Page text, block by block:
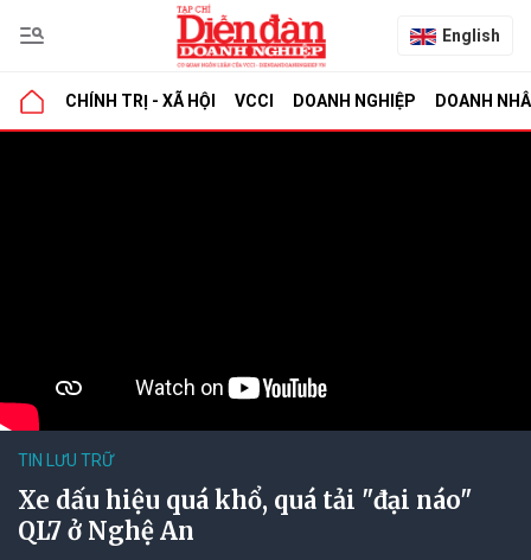
English
CHÍNH TRỊ - XÃ HỘI VCCI DOANH NGHIỆP DOANH
TIN LƯU TRỮ
Xe dấu hiệu quá khổ, quá tải "đại náo"
QL7 ở Nghệ An